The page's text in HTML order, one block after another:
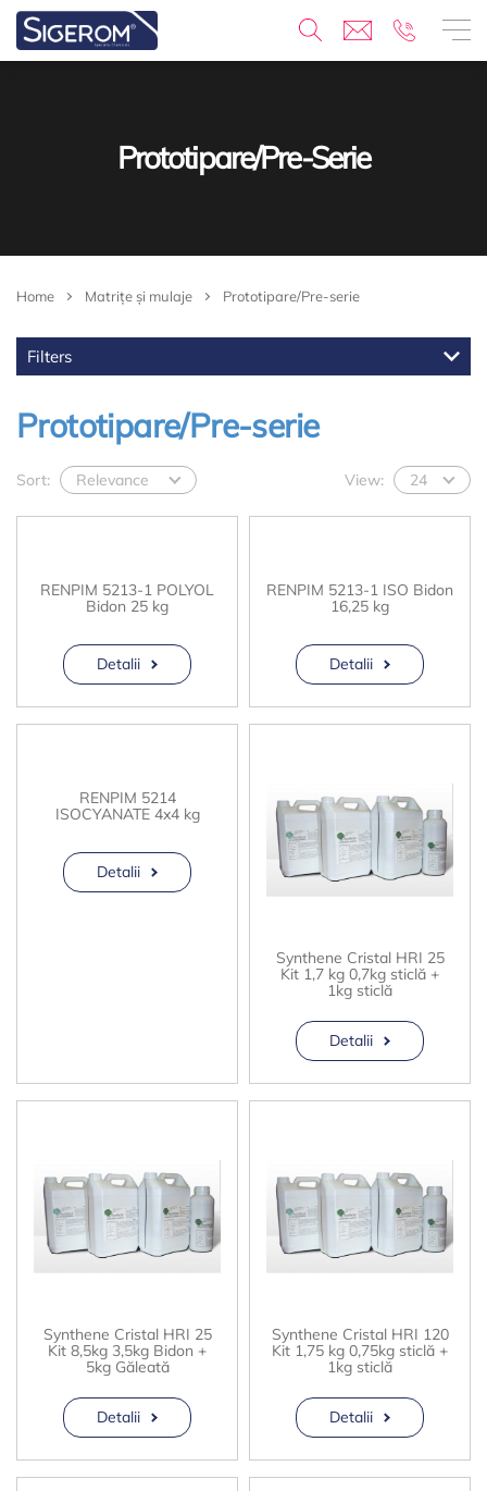
Prototipare/Pre-Serie
Home Matrițe și mulaje Prototipare/Pre-serie
Filters
Prototipare/Pre-serie
Sort: Relevance View: 24
RENPIM 5213-1 POLYOL
Bidon 25 kg
Detalii
RENPIM 5213-1 ISO Bidon
16,25 kg
Detalii
RENPIM 5214
ISOCYANATE 4x4 kg
Detalii
Synthene Cristal HRI 25
Kit 1,7 kg 0,7kg sticlă +
1kg sticlă
Detalii
Synthene Cristal HRI 25
Kit 8,5kg 3,5kg Bidon +
5kg Găleată
Detalii
Synthene Cristal HRI 120
Kit 1,75 kg 0,75kg sticlă +
1kg sticlă
Detalii